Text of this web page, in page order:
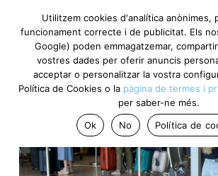
Utilitzem cookies d'analítica anònimes,
funcionament correcte i de publicitat. Els
Google) poden emmagatzemar,
vostres dades per oferir anuncis
acceptar o personalitzar la vostra
Política de Cookies o la pàgina de termes i
per saber-ne més.
Ok
No Política de